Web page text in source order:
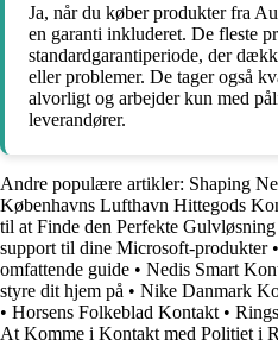
Ja, når du køber produkter fra
en garanti inkluderet. De fleste
standardgarantiperiode, der
eller problemer. De tager også
alvorligt og arbejder kun med
leverandører.
Andre populære artikler: Shaping
Københavns Lufthavn Hittegods
til at Finde den Perfekte Gulvløsning
support til dine Microsoft-produkter•
omfattende guide • Nedis Smart
styre dit hjem på • Nike Danmark
• Horsens Folkeblad Kontakt •
At Komme i Kontakt med Politiet i